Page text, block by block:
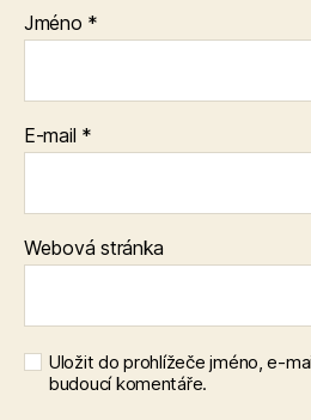
Jméno *
E-mail *
Webová stránka
Uložit do prohlížeče jméno, e-
budoucí komentáře.